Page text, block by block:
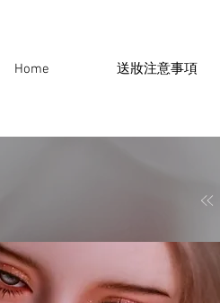
Home 送妝注意事項